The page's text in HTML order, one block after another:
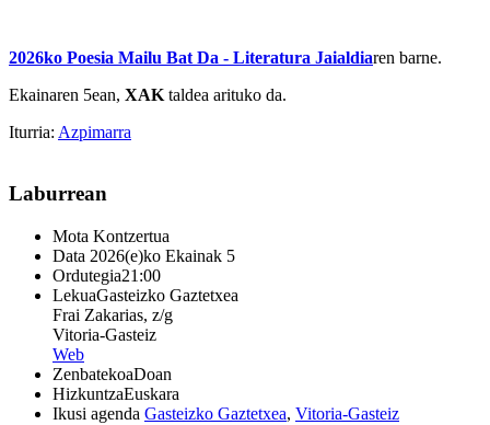
2026ko Poesia Mailu Bat Da - Literatura Jaialdiaren barne.
Ekainaren 5ean, XAK taldea arituko da.
Iturria: Azpimarra
Laburrean
Mota Kontzertua
Data 2026(e)ko Ekainak 5
Ordutegia21:00
LekuaGasteizko Gaztetxea
Frai Zakarias, z/g
Vitoria-Gasteiz
Web
ZenbatekoaDoan
HizkuntzaEuskara
Ikusi agenda Gasteizko Gaztetxea, Vitoria-Gasteiz